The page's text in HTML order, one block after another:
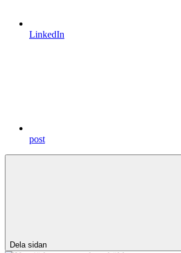
LinkedIn
post
Dela sidan